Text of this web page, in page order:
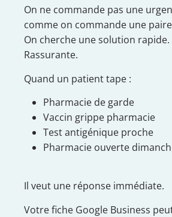
On ne commande pas une
comme on commande une
On cherche une solution rapide.
Rassurante.
Quand un patient tape :
Pharmacie de garde
Vaccin grippe pharmacie
Test antigénique proche
Pharmacie ouverte
Il veut une réponse immédiate.
Votre fiche Google Business